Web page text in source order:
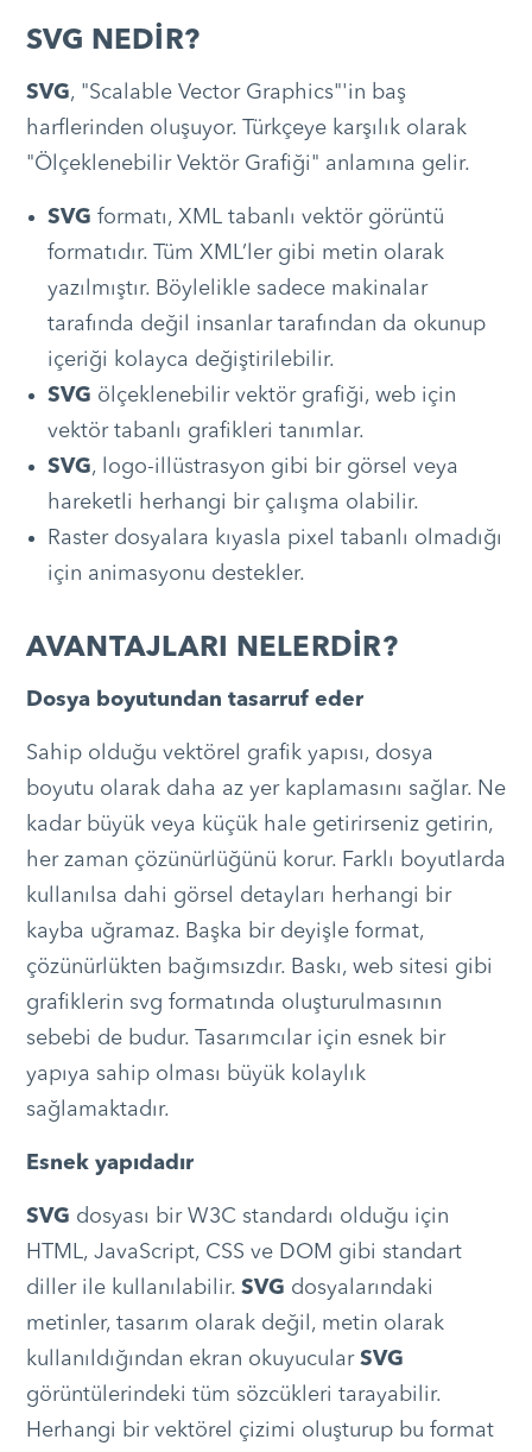
SVG NEDİR?
SVG, "Scalable Vector Graphics"'in baş
harflerinden oluşuyor. Türkçeye karşılık olarak
"Ölçeklenebilir Vektör Grafiği" anlamına gelir.
SVG formatı, XML tabanlı vektör görüntü
formatıdır. Tüm XML’ler gibi metin olarak
yazılmıştır. Böylelikle sadece makinalar
tarafında değil insanlar tarafından da okunup
içeriği kolayca değiştirilebilir.
SVG ölçeklenebilir vektör grafiği, web için
vektör tabanlı grafikleri tanımlar.
SVG, logo-illüstrasyon gibi bir görsel veya
hareketli herhangi bir çalışma olabilir.
Raster dosyalara kıyasla pixel tabanlı olmadığı
için animasyonu destekler.
AVANTAJLARI NELERDİR?
Dosya boyutundan tasarruf eder
Sahip olduğu vektörel grafik yapısı, dosya
boyutu olarak daha az yer kaplamasını sağlar. Ne
kadar büyük veya küçük hale getirirseniz getirin,
her zaman çözünürlüğünü korur. Farklı boyutlarda
kullanılsa dahi görsel detayları herhangi bir
kayba uğramaz. Başka bir deyişle format,
çözünürlükten bağımsızdır. Baskı, web sitesi gibi
grafiklerin svg formatında oluşturulmasının
sebebi de budur. Tasarımcılar için esnek bir
yapıya sahip olması büyük kolaylık
sağlamaktadır.
Esnek yapıdadır
SVG dosyası bir W3C standardı olduğu için
HTML, JavaScript, CSS ve DOM gibi standart
diller ile kullanılabilir. SVG dosyalarındaki
metinler, tasarım olarak değil, metin olarak
kullanıldığından ekran okuyucular SVG
görüntülerindeki tüm sözcükleri tarayabilir.
Herhangi bir vektörel çizimi oluşturup bu format